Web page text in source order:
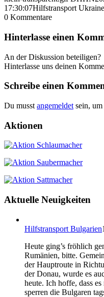
17:30:07Hilfstransport Ukraine
0 Kommentare
Hinterlasse einen
An der Diskussion beteiligen?
Hinterlasse uns deinen
Schreibe einen
Du musst angemeldet sein,
Aktionen
Aktuelle Neuigkeiten
Hilfstransport Bulgarien
Heute ging’s fröhlich
Rumänien, bitte.
der Hauptroute in
der Donau, wurde es
heute. Ich hoffe, dass
sperren die Bulgaren